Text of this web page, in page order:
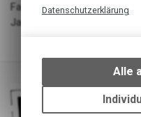
Farbe: WONTAU/GREONE/
Jahrgang: SS164
Datenschutzerklärung
um
Alle